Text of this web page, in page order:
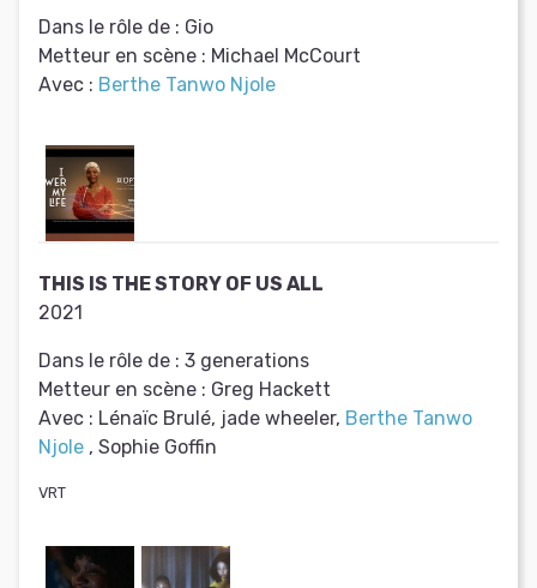
Dans le rôle de : Gio
Metteur en scène : Michael McCourt
Avec : Berthe Tanwo Njole
THIS IS THE STORY OF US ALL
2021
Dans le rôle de : 3 generations
Metteur en scène : Greg Hackett
Avec : Lénaïc Brulé, jade wheeler, Berthe Tanwo
Njole , Sophie Goffin
VRT